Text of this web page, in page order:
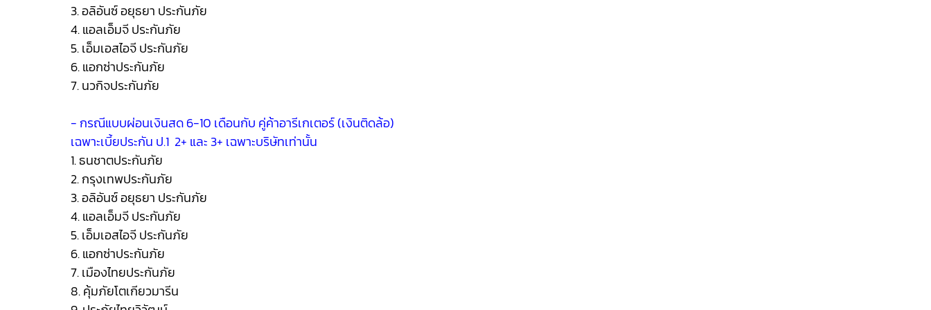
3. อลิอันซ์ อยุธยา ประกันภัย
4. แอลเอ็มจี ประกันภัย
5. เอ็มเอสไอจี ประกันภัย
6. แอกซ่าประกันภัย
7. นวกิจประกันภัย
- กรณีแบบผ่อนเงินสด 6-10 เดือนกับ คู่ค้าอารีเกเตอร์ (เงินติดล้อ)
เฉพาะเบี้ยประกัน ป.1 2+ และ 3+ เฉพาะบริษัทเท่านั้น
1. ธนชาตประกันภัย
2. กรุงเทพประกันภัย
3. อลิอันซ์ อยุธยา ประกันภัย
4. แอลเอ็มจี ประกันภัย
5. เอ็มเอสไอจี ประกันภัย
6. แอกซ่าประกันภัย
7. เมืองไทยประกันภัย
8. คุ้มภัยโตเกียวมารีน